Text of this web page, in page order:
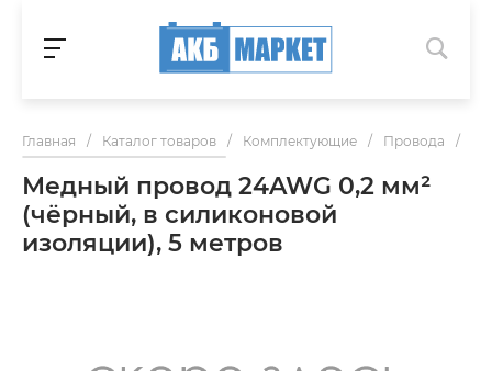
Главная / Каталог товаров / Комплектующие / Провода /
Медный провод 24AWG 0,2 мм²
(чёрный, в силиконовой
изоляции), 5 метров